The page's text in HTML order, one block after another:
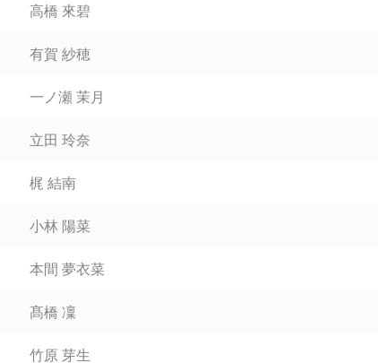
高橋 來碧
有賀 紗穂
一ノ瀬 茉月
立田 玲奈
梶 結南
小林 陽菜
本間 夢衣菜
髙橋 凜
竹原 芽生